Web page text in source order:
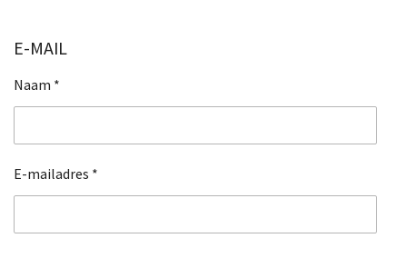
E-MAIL
Naam *
E-mailadres *